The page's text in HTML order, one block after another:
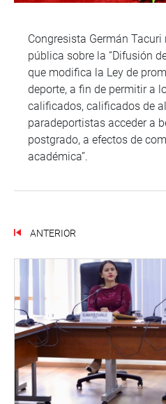
Congresista Germán
pública sobre la “Difusión
que modifica la Ley de
deporte, a fin de permitir a
calificados, calificados de
paradeportistas acceder a
postgrado, a efectos de
académica”.
ANTERIOR